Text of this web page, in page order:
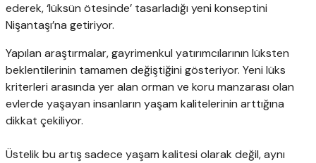
ederek, ‘lüksün ötesinde’ tasarladığı yeni konseptini
Nişantaşı’na getiriyor.
Yapılan araştırmalar, gayrimenkul yatırımcılarının lüksten
beklentilerinin tamamen değiştiğini gösteriyor. Yeni lüks
kriterleri arasında yer alan orman ve koru manzarası olan
evlerde yaşayan insanların yaşam kalitelerinin arttığına
dikkat çekiliyor.
Üstelik bu artış sadece yaşam kalitesi olarak değil, aynı